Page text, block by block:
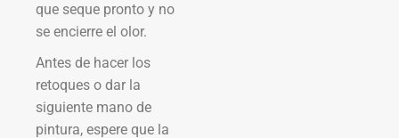
que seque pronto y no
se encierre el olor.
Antes de hacer los
retoques o dar la
siguiente mano de
pintura, espere que la